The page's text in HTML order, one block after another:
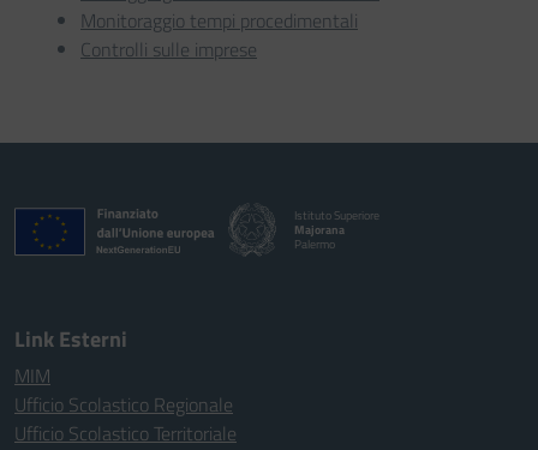
Monitoraggio tempi procedimentali
Controlli sulle imprese
Istituto Superiore
Majorana
Palermo
Link Esterni
MIM
Ufficio Scolastico Regionale
Ufficio Scolastico Territoriale